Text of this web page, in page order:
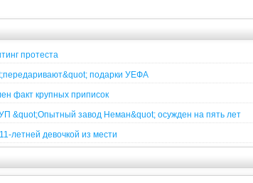
протеста
подарки УЕФА
факт крупных приписок
&quot;Опытный завод Неман&quot; осужден на пять лет
летней девочкой из мести